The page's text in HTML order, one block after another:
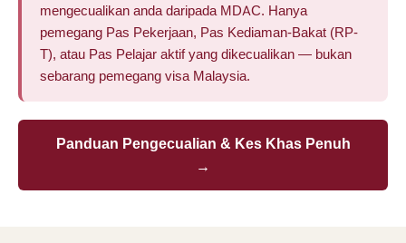
mengecualikan anda daripada MDAC. Hanya
pemegang Pas Pekerjaan, Pas Kediaman-Bakat (RP-
T), atau Pas Pelajar aktif yang dikecualikan — bukan
sebarang pemegang visa Malaysia.
Panduan Pengecualian & Kes Khas Penuh
→